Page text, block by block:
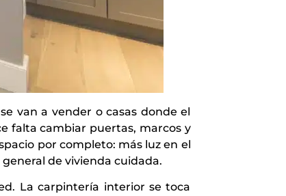
van a vender o casas donde el
falta cambiar puertas, marcos y
por completo: más luz en el
de vivienda cuidada.
La carpintería interior se toca